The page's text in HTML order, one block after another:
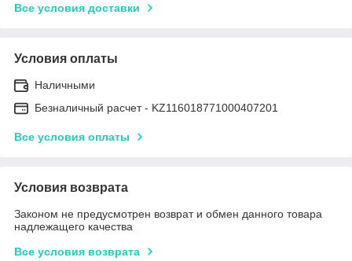
Все условия доставки
Условия оплаты
Наличными
Безналичный расчет - KZ116018771000407201
Все условия оплаты
Условия возврата
Законом не предусмотрен возврат и обмен данного товара
надлежащего качества
Все условия возврата